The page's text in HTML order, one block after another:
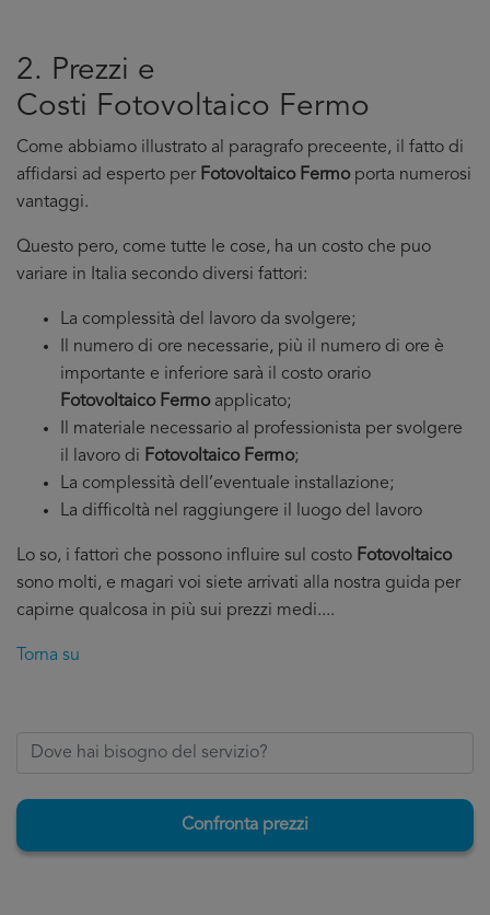
2. Prezzi e
Costi Fotovoltaico Fermo
Come abbiamo illustrato al paragrafo preceente, il fatto di
affidarsi ad esperto per Fotovoltaico Fermoporta numerosi
vantaggi.
Questo pero, come tutte le cose, ha un costo che puo
variare in Italia secondo diversi fattori:
La complessità del lavoro da svolgere;
Il numero di ore necessarie, più il numero di ore è
importante e inferiore sarà il costo orario
Fotovoltaico Fermoapplicato;
Il materiale necessario al professionista per svolgere
il lavoro di Fotovoltaico Fermo;
La complessità dell’eventuale installazione;
La difficoltà nel raggiungere il luogo del lavoro
Lo so, i fattori che possono influire sul costo Fotovoltaico
sono molti, e magari voi siete arrivati alla nostra guida per
capirne qualcosa in più sui prezzi medi....
Torna su
Confronta prezzi